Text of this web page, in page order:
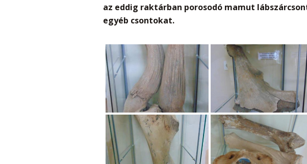
az eddig raktárban porosodó mamut
egyéb csontokat.